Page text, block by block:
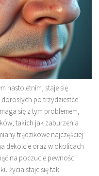
nastoletnim, staje się
po trzydziestce.
się z tym problemem,
takich jak zaburzenia
trądzikowe najczęściej
dekolcie oraz w okolicach
na poczucie pewności
życia staje się tak